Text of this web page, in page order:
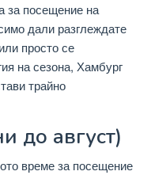
за посещение на
дали разглеждате
просто се
на сезона, Хамбург
трайно
до август)
време за посещение